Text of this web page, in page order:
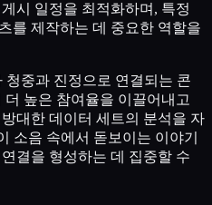
시 일정을 최적화하며, 특정
를 제작하는 데 중요한 역할을
중과 진정으로 연결되는 콘
높은 참여율을 이끌어내고
대한 데이터 세트의 분석을 자
소음 속에서 돋보이는 이야기
결을 형성하는 데 집중할 수